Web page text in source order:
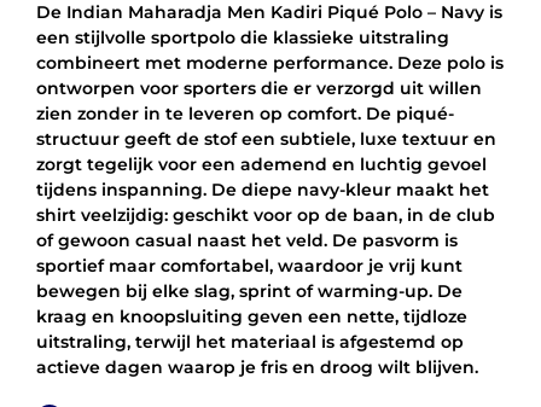
POLO
aantal
De Indian Maharadja Men Kadiri Piqué Polo – Navy is
een stijlvolle sportpolo die klassieke uitstraling
combineert met moderne performance. Deze polo is
ontworpen voor sporters die er verzorgd uit willen
zien zonder in te leveren op comfort. De piqué-
structuur geeft de stof een subtiele, luxe textuur en
zorgt tegelijk voor een ademend en luchtig gevoel
tijdens inspanning. De diepe navy-kleur maakt het
shirt veelzijdig: geschikt voor op de baan, in de club
of gewoon casual naast het veld. De pasvorm is
sportief maar comfortabel, waardoor je vrij kunt
bewegen bij elke slag, sprint of warming-up. De
kraag en knoopsluiting geven een nette, tijdloze
uitstraling, terwijl het materiaal is afgestemd op
actieve dagen waarop je fris en droog wilt blijven.